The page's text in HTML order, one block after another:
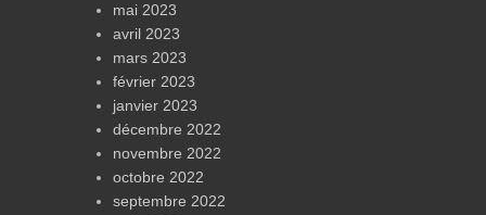
mai 2023
avril 2023
mars 2023
février 2023
janvier 2023
décembre 2022
novembre 2022
octobre 2022
septembre 2022